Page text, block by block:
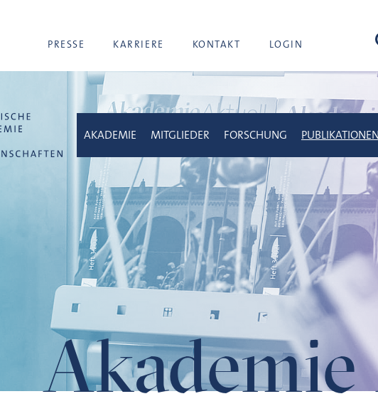
PRESSE KARRIERE KONTAKT LOGIN
AKADEMIE MITGLIEDER FORSCHUNG PUBLIKATIONEN